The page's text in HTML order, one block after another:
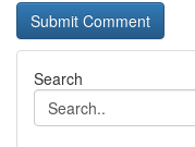
Search